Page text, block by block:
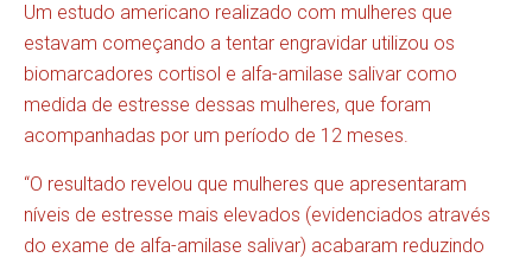
Um estudo americano realizado com mulheres que
estavam começando a tentar engravidar utilizou os
biomarcadores cortisol e alfa-amilase salivar como
medida de estresse dessas mulheres, que foram
acompanhadas por um período de 12 meses.
“O resultado revelou que mulheres que apresentaram
níveis de estresse mais elevados (evidenciados através
do exame de alfa-amilase salivar) acabaram reduzindo